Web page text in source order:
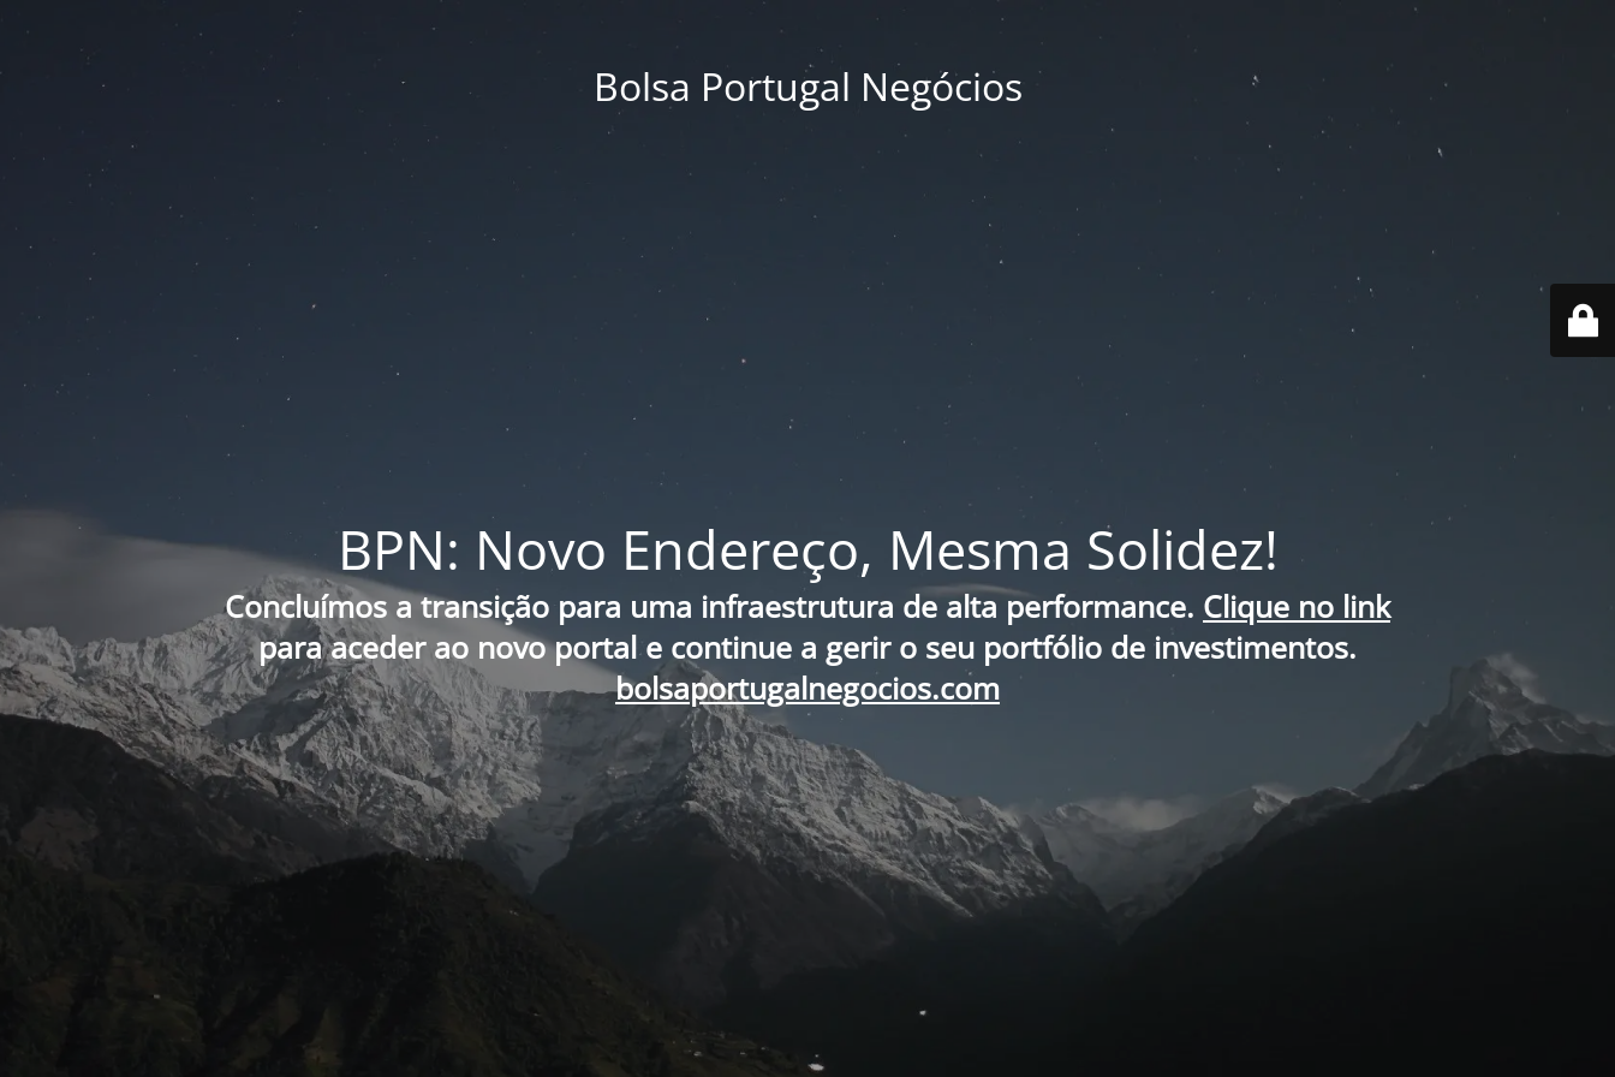
Bolsa Portugal Negócios
BPN: Novo Endereço, Mesma Solidez!
Concluímos a transição para uma infraestrutura de alta performance. Clique no link
para aceder ao novo portal e continue a gerir o seu portfólio de investimentos.
bolsaportugalnegocios.com